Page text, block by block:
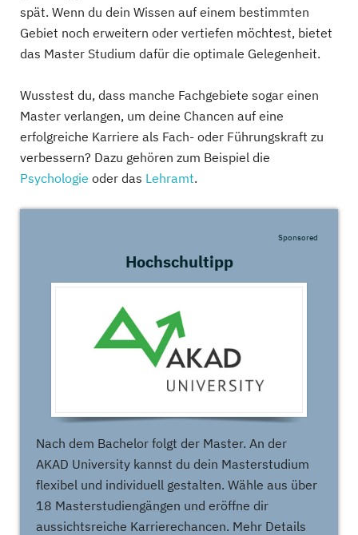
spät. Wenn du dein Wissen auf einem bestimmten
Gebiet noch erweitern oder vertiefen möchtest, bietet
das Master Studium dafür die optimale Gelegenheit.
Wusstest du, dass manche Fachgebiete sogar einen
Master verlangen, um deine Chancen auf eine
erfolgreiche Karriere als Fach- oder Führungskraft zu
verbessern? Dazu gehören zum Beispiel die
Psychologie oder das Lehramt.
Hochschultipp
Sponsored
Nach dem Bachelor folgt der Master. An der
AKAD University kannst du dein Masterstudium
flexibel und individuell gestalten. Wähle aus über
18 Masterstudiengängen und eröffne dir
aussichtsreiche Karrierechancen. Mehr Details